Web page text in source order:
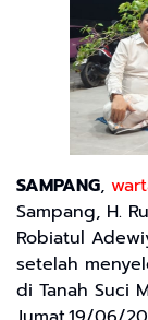
SAMPANG,
Sampang, H.
Robiatul
setelah
di Tanah Suci